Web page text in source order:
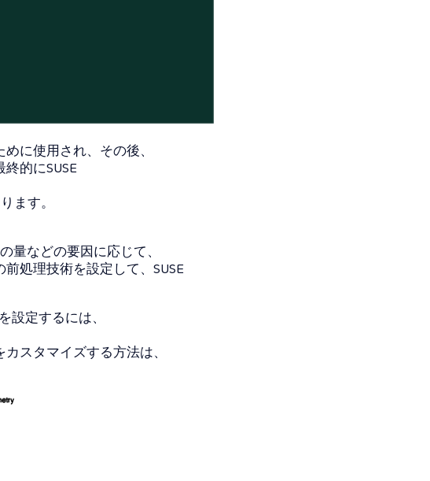
に使用され、その後、
的にSUSE
ます。
量などの要因に応じて、
処理技術を設定して、SUSE
設定するには、
スタマイズする方法は、